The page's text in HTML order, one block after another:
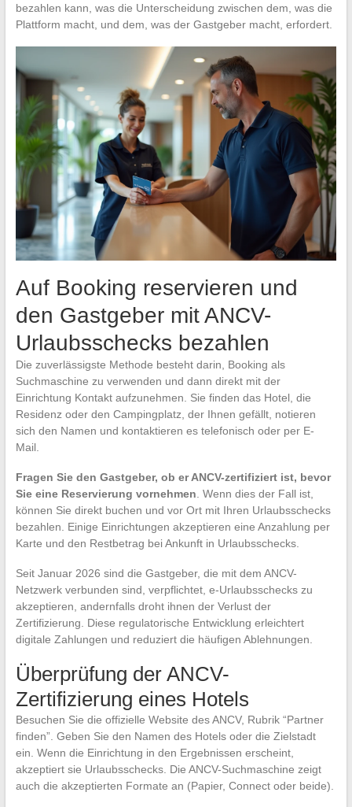
bezahlen kann, was die Unterscheidung zwischen dem, was die
Plattform macht, und dem, was der Gastgeber macht, erfordert.
Auf Booking reservieren und
den Gastgeber mit ANCV-
Urlaubsschecks bezahlen
Die zuverlässigste Methode besteht darin, Booking als
Suchmaschine zu verwenden und dann direkt mit der
Einrichtung Kontakt aufzunehmen. Sie finden das Hotel, die
Residenz oder den Campingplatz, der Ihnen gefällt, notieren
sich den Namen und kontaktieren es telefonisch oder per E-
Mail.
Fragen Sie den Gastgeber, ob er ANCV-zertifiziert ist, bevor
Sie eine Reservierung vornehmen . Wenn dies der Fall ist,
können Sie direkt buchen und vor Ort mit Ihren Urlaubsschecks
bezahlen. Einige Einrichtungen akzeptieren eine Anzahlung per
Karte und den Restbetrag bei Ankunft in Urlaubsschecks.
Seit Januar 2026 sind die Gastgeber, die mit dem ANCV-
Netzwerk verbunden sind, verpflichtet, e-Urlaubsschecks zu
akzeptieren, andernfalls droht ihnen der Verlust der
Zertifizierung. Diese regulatorische Entwicklung erleichtert
digitale Zahlungen und reduziert die häufigen Ablehnungen.
Überprüfung der ANCV-
Zertifizierung eines Hotels
Besuchen Sie die offizielle Website des ANCV, Rubrik “Partner
finden”. Geben Sie den Namen des Hotels oder die Zielstadt
ein. Wenn die Einrichtung in den Ergebnissen erscheint,
akzeptiert sie Urlaubsschecks. Die ANCV-Suchmaschine zeigt
auch die akzeptierten Formate an (Papier, Connect oder beide).